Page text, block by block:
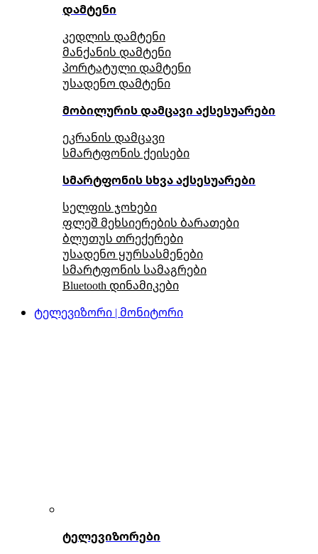
დამტენი
კედლის დამტენი
მანქანის დამტენი
პორტატული დამტენი
უსადენო დამტენი
მობილურის დამცავი აქსესუარები
ეკრანის დამცავი
სმარტფონის ქეისები
სმარტფონის სხვა აქსესუარები
სელფის ჯოხები
ფლეშ მეხსიერების ბარათები
ბლუთუს თრექერები
უსადენო ყურსასმენები
სმარტფონის სამაგრები
Bluetooth დინამიკები
ტელევიზორი | მონიტორი
ტელევიზორები